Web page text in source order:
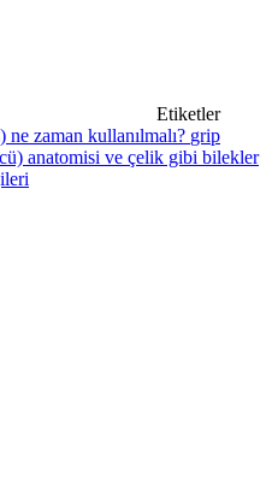
Etiketler
ne zaman kullanılmalı? grip
anatomisi ve çelik gibi bilekler